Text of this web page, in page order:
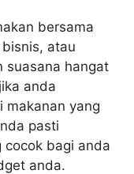
bersama
atau
suasana hangat
anda
makanan yang
pasti
cocok bagi anda
anda.